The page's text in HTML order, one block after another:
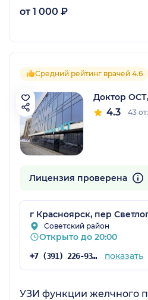
от 1 000 ₽
Средний рейтинг врачей 4.6
Доктор
4.3 43
Лицензия проверена
г Красноярск, пер
Советский район
Открыто до 20:00
+7 (391) 226-93-64 показать
УЗИ функции желчного